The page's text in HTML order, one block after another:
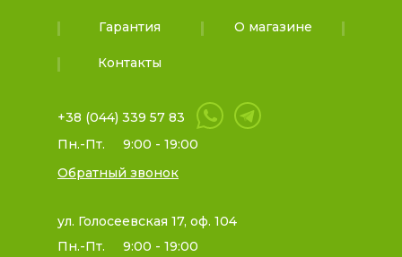
Гарантия О магазине
Контакты
+38 (044) 339 57 83
Пн.-Пт.
9:00 - 19:00
Обратный звонок
ул. Голосеевская 17, оф. 104
Пн.-Пт.
9:00 - 19:00